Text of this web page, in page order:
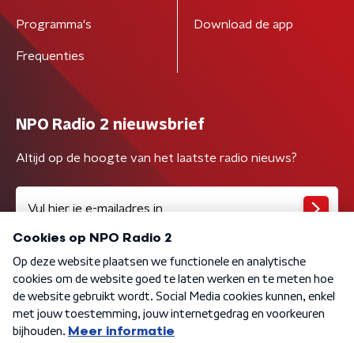
Programma's
Frequenties
Download de app
NPO Radio 2 nieuwsbrief
Altijd op de hoogte van het laatste radio nieuws?
Algemene voorwaarden